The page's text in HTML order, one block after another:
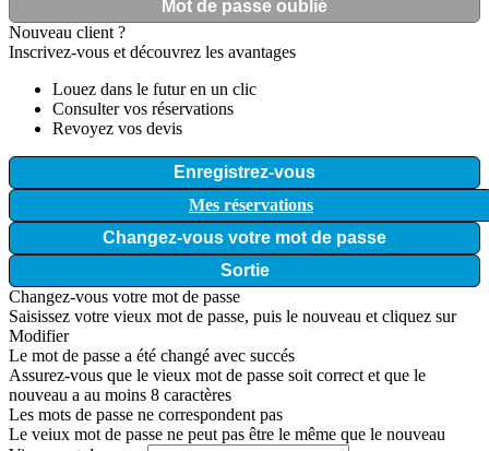
Mot de passe oublié
Nouveau client ?
Inscrivez-vous et découvrez les avantages
Louez dans le futur en un clic
Consulter vos réservations
Revoyez vos devis
Enregistrez-vous
Mes réservations
Changez-vous votre mot de passe
Sortie
Changez-vous votre mot de passe
Saisissez votre vieux mot de passe, puis le nouveau et cliquez sur
Modifier
Le mot de passe a été changé avec succés
Assurez-vous que le vieux mot de passe soit correct et que le
nouveau a au moins 8 caractères
Les mots de passe ne correspondent pas
Le veiux mot de passe ne peut pas être le même que le nouveau